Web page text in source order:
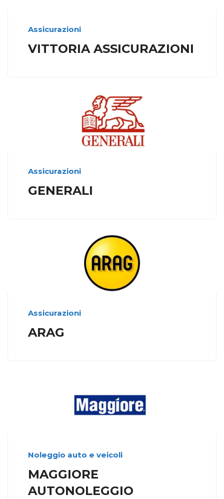
Assicurazioni
VITTORIA ASSICURAZIONI
Assicurazioni
GENERALI
Assicurazioni
ARAG
Noleggio auto e veicoli
MAGGIORE
AUTONOLEGGIO